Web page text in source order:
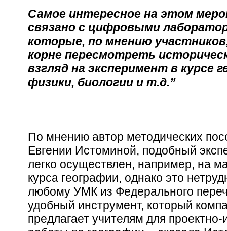
Самое интересное на этом
связано с цифровыми
которые, по мнению
корне пересмотреть
взгляд на эксперимент в курсе
физики, биологии и т.д.”
По мнению автор методических
Евгении Истоминой, подобный
легко осуществлен, например, на
курса географии, однако это
любому УМК из Федерального
удобный инструмент, который
предлагает учителям для